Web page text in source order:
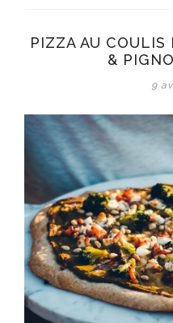
PIZZA AU COULIS
&
9